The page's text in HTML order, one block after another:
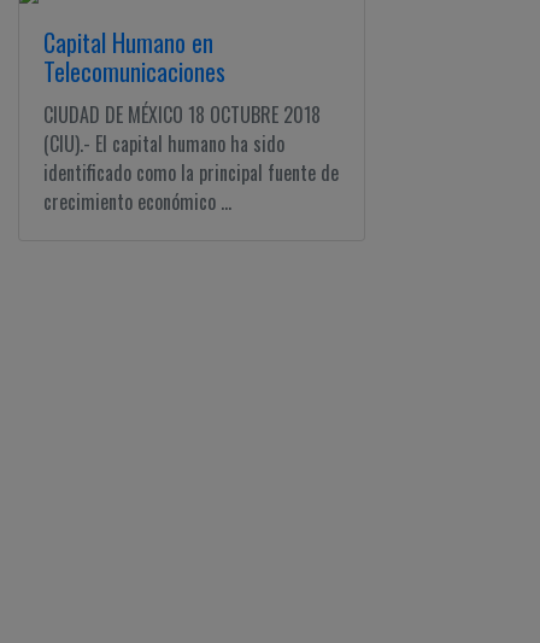
Capital Humano en
Telecomunicaciones
CIUDAD DE MÉXICO 18 OCTUBRE 2018
(CIU).- El capital humano ha sido
identificado como la principal fuente de
crecimiento económico ...